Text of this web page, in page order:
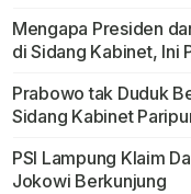
Mengapa Presiden
di Sidang Kabinet, Ini
Prabowo tak Duduk
Sidang Kabinet
PSI Lampung Klaim
Jokowi Berkunjung